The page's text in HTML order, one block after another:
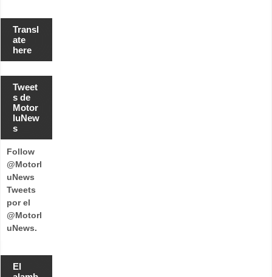
Transl
ate
here
Tweet
s de
Motor
luNew
s
Follow
@Motorl
uNews
Tweets
por el
@Motorl
uNews.
El